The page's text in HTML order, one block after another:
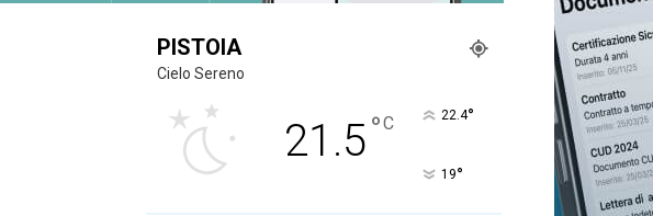
PISTOIA
Cielo Sereno
21.5°C 22.4°
19°